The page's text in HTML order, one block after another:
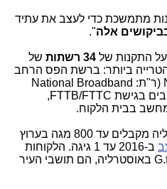
מתמשכת כדי לעצב את עתיד
אלה".
התקנות של 34 רשתות
של
ביותר: ברשת הפס הרחב
(ר"ת: National Broadband
בגישת FTTB/FTTC
,
לקוחות הקצה הביתיים באוסטרליה מקבלים עד 800 מגה בערוץ
ב-2016 עד 1 גיגה. הלקוחות
באוסטרליה, הם תושבי העיר